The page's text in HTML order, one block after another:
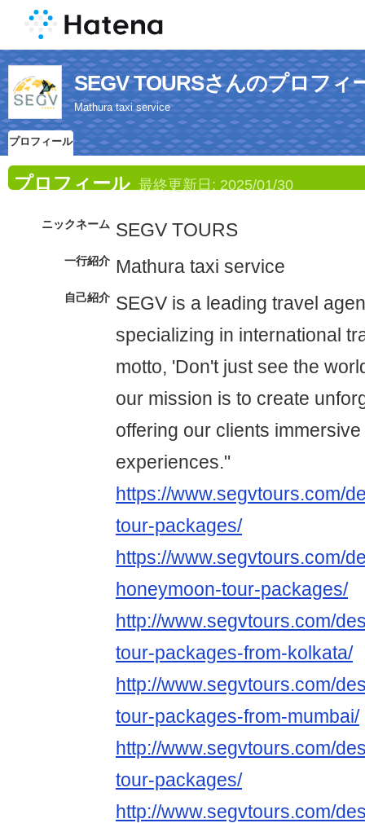
SEGV TOURSさんのプロフィ
Mathura taxi service
プロフィール
プロフィール 最終更新日: 2025/01/30
ニックネーム SEGV TOURS
一行紹介 Mathura taxi service
自己紹介 SEGV is a leading travel
specializing in international
motto, 'Don't just see the
our mission is to create
offering our clients
experiences."
https://www.segvtours.com/
tour-packages/
https://www.segvtours.com/
honeymoon-tour-packages/
http://www.segvtours.com/
tour-packages-from-kolkata/
http://www.segvtours.com/
tour-packages-from-mumbai/
http://www.segvtours.com/
tour-packages/
http://www.segvtours.com/